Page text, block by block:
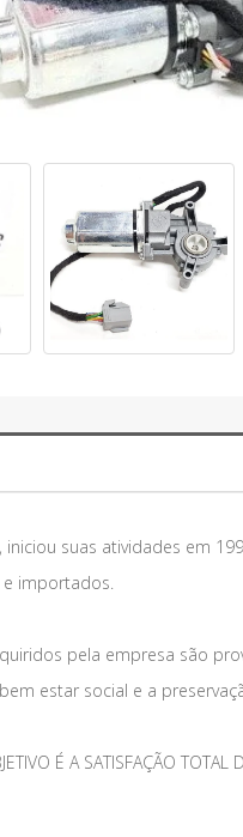
iniciou suas atividades
e importados.
pela empresa são
estar social e a
É A SATISFAÇÃO